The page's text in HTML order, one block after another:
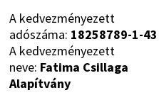
A kedvezményezett
adószáma: 18258789-1-43
A kedvezményezett
neve: Fatima Csillaga
Alapítvány